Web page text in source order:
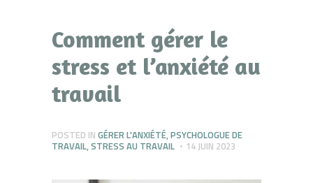
Comment gérer le
stress et l’anxiété au
travail
POSTED IN GÉRER L'ANXIÉTÉ,PSYCHOLOGUE DE
TRAVAIL,STRESS AU TRAVAIL 14 JUIN 2023